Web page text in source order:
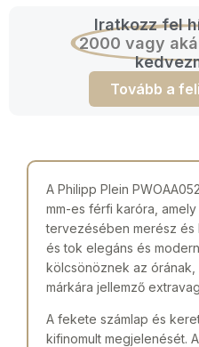
Iratkozz fel
2000 vagy
Tovább a
A Philipp Plein
mm-es férfi karóra, amely
tervezésében merész és
és tok elegáns és
kölcsönöznek az órának,
márkára jellemző
A fekete számlap és
kifinomult megjelenését.